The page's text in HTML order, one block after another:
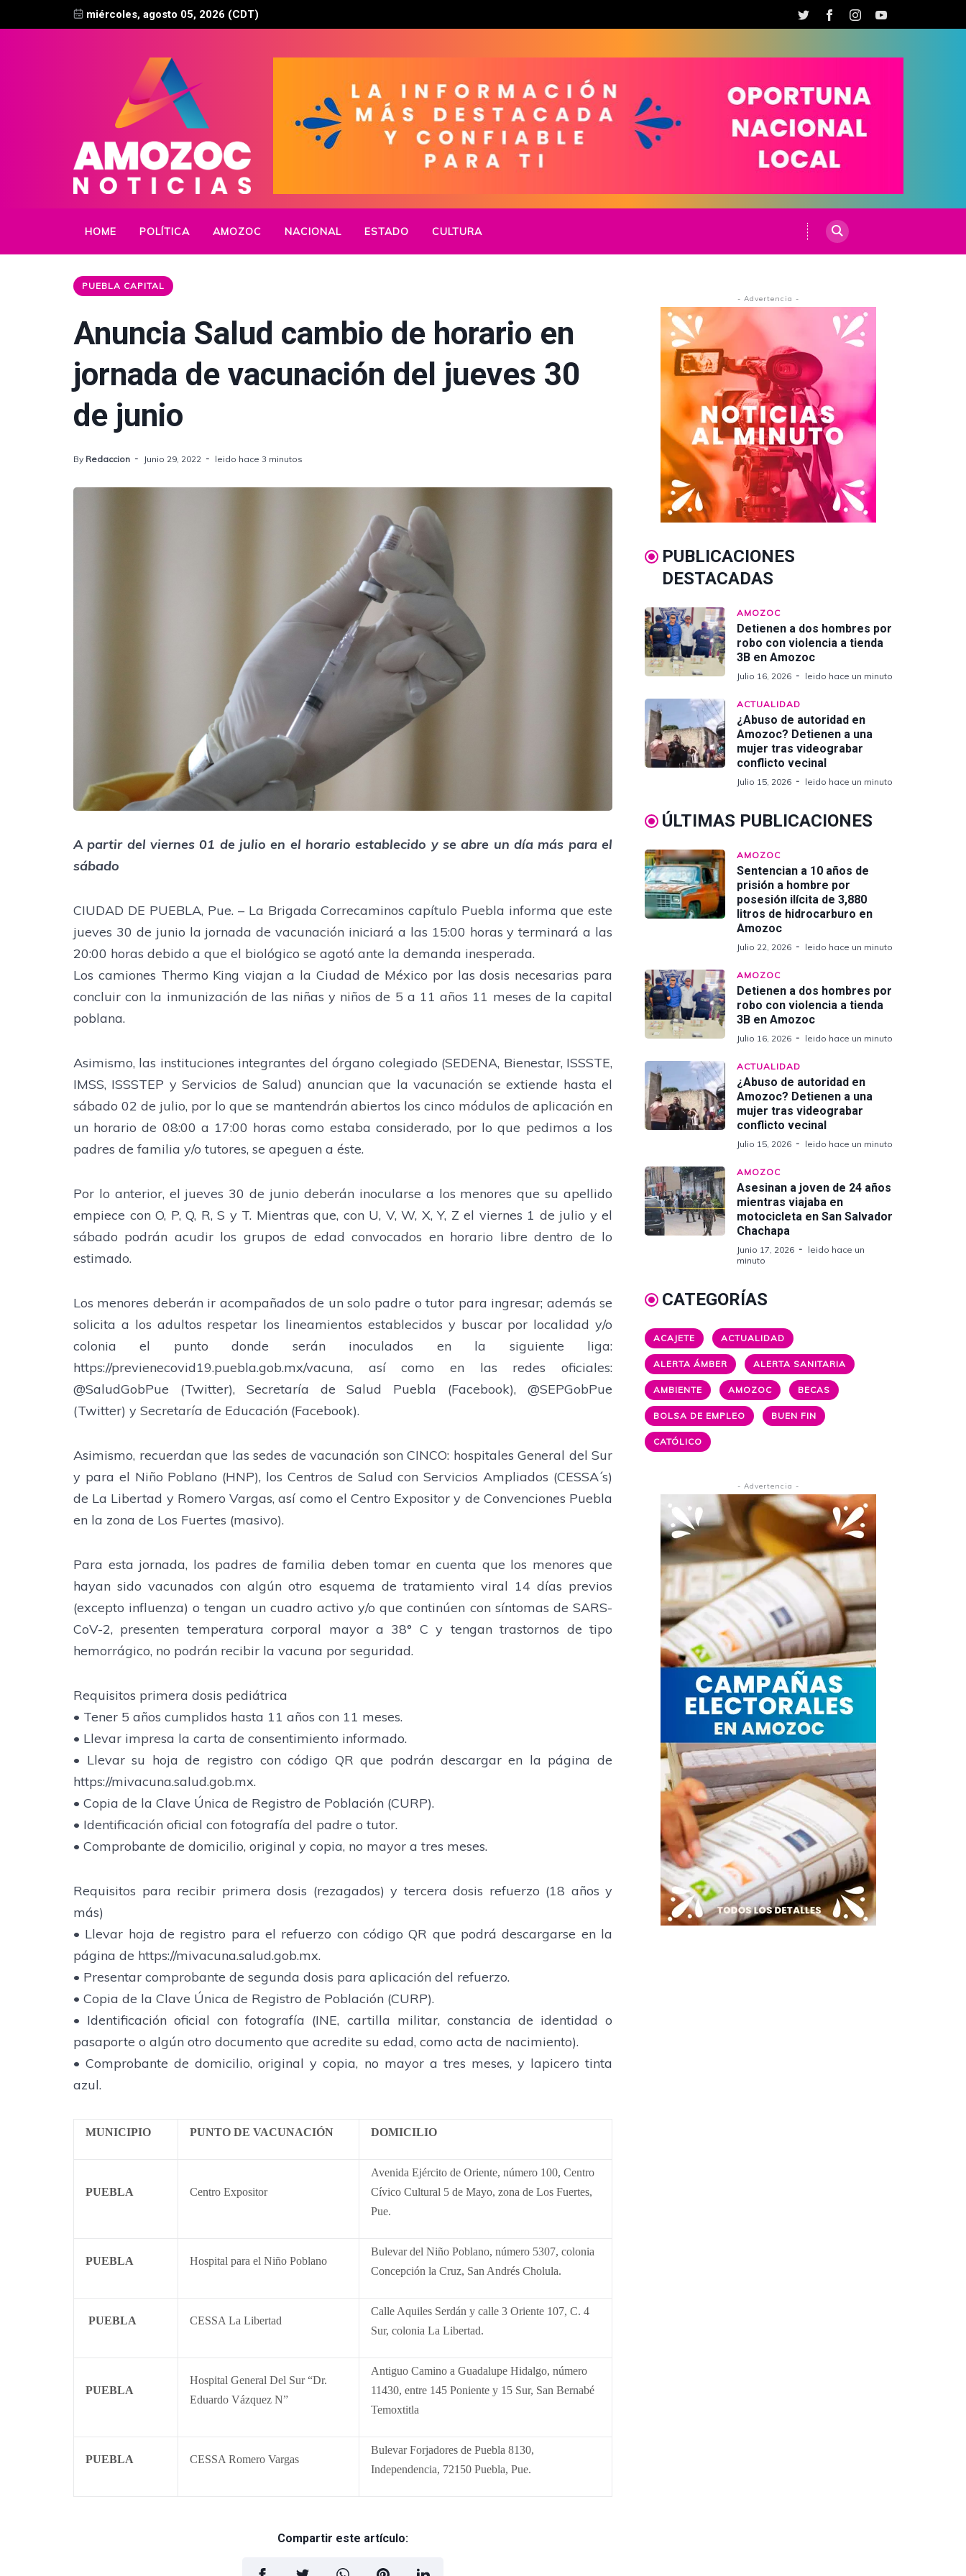
miércoles, agosto 05, 2026 (CDT)
HOME POLÍTICA AMOZOC NACIONAL ESTADO CULTURA
PUEBLA CAPITAL
Anuncia Salud cambio de horario en
jornada de vacunación del jueves 30
de junio
By Redaccion Junio 29, 2022 leido hace 3 minutos
A partir del viernes 01 de julio en el horario establecido y se abre un día más para el
sábado
CIUDAD DE PUEBLA, Pue. – La Brigada Correcaminos capítulo Puebla informa que este
jueves 30 de junio la jornada de vacunación iniciará a las 15:00 horas y terminará a las
20:00 horas debido a que el biológico se agotó ante la demanda inesperada.
Los camiones Thermo King viajan a la Ciudad de México por las dosis necesarias para
concluir con la inmunización de las niñas y niños de 5 a 11 años 11 meses de la capital
poblana.
Asimismo, las instituciones integrantes del órgano colegiado (SEDENA, Bienestar, ISSSTE,
IMSS, ISSSTEP y Servicios de Salud) anuncian que la vacunación se extiende hasta el
sábado 02 de julio, por lo que se mantendrán abiertos los cinco módulos de aplicación en
un horario de 08:00 a 17:00 horas como estaba considerado, por lo que pedimos a los
padres de familia y/o tutores, se apeguen a éste.
Por lo anterior, el jueves 30 de junio deberán inocularse a los menores que su apellido
empiece con O, P, Q, R, S y T. Mientras que, con U, V, W, X, Y, Z el viernes 1 de julio y el
sábado podrán acudir los grupos de edad convocados en horario libre dentro de lo
estimado.
Los menores deberán ir acompañados de un solo padre o tutor para ingresar; además se
solicita a los adultos respetar los lineamientos establecidos y buscar por localidad y/o
colonia el punto donde serán inoculados en la siguiente liga:
https://previenecovid19.puebla.gob.mx/vacuna, así como en las redes oficiales:
@SaludGobPue (Twitter), Secretaría de Salud Puebla (Facebook), @SEPGobPue
(Twitter) y Secretaría de Educación (Facebook).
Asimismo, recuerdan que las sedes de vacunación son CINCO: hospitales General del Sur
y para el Niño Poblano (HNP), los Centros de Salud con Servicios Ampliados (CESSA´s)
de La Libertad y Romero Vargas, así como el Centro Expositor y de Convenciones Puebla
en la zona de Los Fuertes (masivo).
Para esta jornada, los padres de familia deben tomar en cuenta que los menores que
hayan sido vacunados con algún otro esquema de tratamiento viral 14 días previos
(excepto influenza) o tengan un cuadro activo y/o que continúen con síntomas de SARS-
CoV-2, presenten temperatura corporal mayor a 38° C y tengan trastornos de tipo
hemorrágico, no podrán recibir la vacuna por seguridad.
Requisitos primera dosis pediátrica
• Tener 5 años cumplidos hasta 11 años con 11 meses.
• Llevar impresa la carta de consentimiento informado.
• Llevar su hoja de registro con código QR que podrán descargar en la página de
https://mivacuna.salud.gob.mx.
• Copia de la Clave Única de Registro de Población (CURP).
• Identificación oficial con fotografía del padre o tutor.
• Comprobante de domicilio, original y copia, no mayor a tres meses.
Requisitos para recibir primera dosis (rezagados) y tercera dosis refuerzo (18 años y
más)
• Llevar hoja de registro para el refuerzo con código QR que podrá descargarse en la
página de https://mivacuna.salud.gob.mx.
• Presentar comprobante de segunda dosis para aplicación del refuerzo.
• Copia de la Clave Única de Registro de Población (CURP).
• Identificación oficial con fotografía (INE, cartilla militar, constancia de identidad o
pasaporte o algún otro documento que acredite su edad, como acta de nacimiento).
• Comprobante de domicilio, original y copia, no mayor a tres meses, y lapicero tinta
azul.
MUNICIPIO PUNTO DE VACUNACIÓN DOMICILIO
PUEBLA Centro Expositor
Avenida Ejército de Oriente, número 100, Centro
Cívico Cultural 5 de Mayo, zona de Los Fuertes,
Pue.
PUEBLA Hospital para el Niño Poblano
Bulevar del Niño Poblano, número 5307, colonia
Concepción la Cruz, San Andrés Cholula.
PUEBLA CESSA La Libertad
Calle Aquiles Serdán y calle 3 Oriente 107, C. 4
Sur, colonia La Libertad.
PUEBLA
Hospital General Del Sur “Dr.
Eduardo Vázquez N”
Antiguo Camino a Guadalupe Hidalgo, número
11430, entre 145 Poniente y 15 Sur, San Bernabé
Temoxtitla
PUEBLA CESSA Romero Vargas
Bulevar Forjadores de Puebla 8130,
Independencia, 72150 Puebla, Pue.
Compartir este artículo:
- Advertencia -
PUBLICACIONES
DESTACADAS
AMOZOC
Detienen a dos hombres por
robo con violencia a tienda
3B en Amozoc
Julio 16, 2026 leido hace un minuto
ACTUALIDAD
¿Abuso de autoridad en
Amozoc? Detienen a una
mujer tras videograbar
conflicto vecinal
Julio 15, 2026 leido hace un minuto
ÚLTIMAS PUBLICACIONES
AMOZOC
Sentencian a 10 años de
prisión a hombre por
posesión ilícita de 3,880
litros de hidrocarburo en
Amozoc
Julio 22, 2026 leido hace un minuto
AMOZOC
Detienen a dos hombres por
robo con violencia a tienda
3B en Amozoc
Julio 16, 2026 leido hace un minuto
ACTUALIDAD
¿Abuso de autoridad en
Amozoc? Detienen a una
mujer tras videograbar
conflicto vecinal
Julio 15, 2026 leido hace un minuto
AMOZOC
Asesinan a joven de 24 años
mientras viajaba en
motocicleta en San Salvador
Chachapa
Junio 17, 2026
leido hace un
minuto
CATEGORÍAS
ACAJETE ACTUALIDAD
ALERTA ÁMBER ALERTA SANITARIA
AMBIENTE AMOZOC BECAS
BOLSA DE EMPLEO BUEN FIN
CATÓLICO
- Advertencia -